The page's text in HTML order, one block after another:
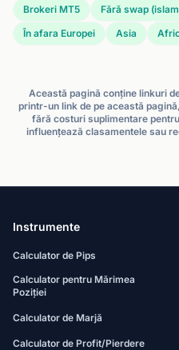
Brokeri MT5
Fără swap
În afara Europei
Asia
Această pagină conține linkuri
printr-un link de pe această
fără costuri suplimentare
influențează clasamentele sau
Instrumente
Calculator de Pips
Calculator pentru Mărimea
Poziției
Calculator de Marjă
Calculator de Profit/Pierdere